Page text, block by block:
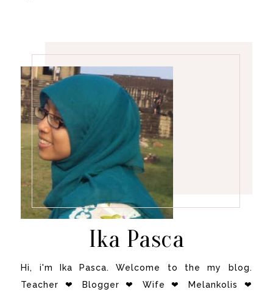
Ika Pasca
Hi, i'm Ika Pasca. Welcome to the my blog.
Teacher ❤ Blogger ❤ Wife ❤ Melankolis ❤